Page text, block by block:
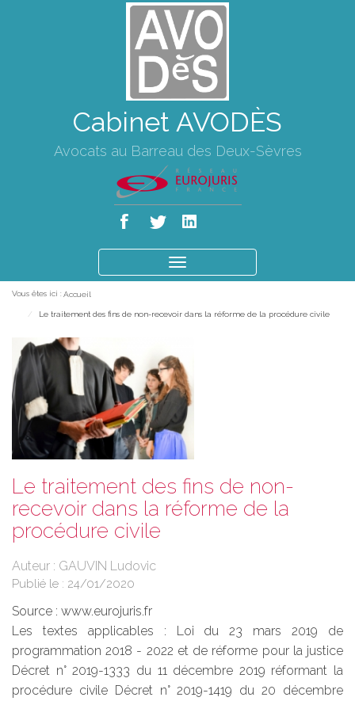
Cabinet AVODÈS
Avocats au Barreau des Deux-Sèvres
le
Vous êtes ici : Accueil
Le traitement des fins de non-recevoir dans la réforme de la procédure civile
Le traitement des fins de non-
recevoir dans la réforme de la
procédure civile
Auteur : GAUVIN Ludovic
Publié le : 24/01/2020
Source : www.eurojuris.fr
Les textes applicables : Loi du 23 mars 2019 de
programmation 2018 - 2022 et de réforme pour la justice
Décret n° 2019-1333 du 11 décembre 2019 réformant la
procédure civile Décret n° 2019-1419 du 20 décembre